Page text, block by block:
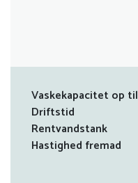
Vaskekapacitet op til
Driftstid
Rentvandstank
Hastighed fremad